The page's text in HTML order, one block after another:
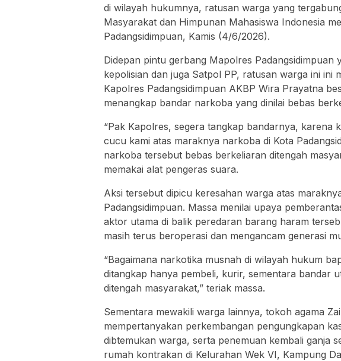
di wilayah hukumnya, ratusan warga yang
Masyarakat dan Himpunan Mahasiswa Indonesia
Padangsidimpuan, Kamis (4/6/2026).
Didepan pintu gerbang Mapolres Padangsidimpuan
kepolisian dan juga Satpol PP, ratusan warga ini ini
Kapolres Padangsidimpuan AKBP Wira Prayatna
menangkap bandar narkoba yang dinilai bebas
“Pak Kapolres, segera tangkap bandarnya, karena
cucu kami atas maraknya narkoba di Kota
narkoba tersebut bebas berkeliaran ditengah
memakai alat pengeras suara.
Aksi tersebut dipicu keresahan warga atas
Padangsidimpuan. Massa menilai upaya
aktor utama di balik peredaran barang haram
masih terus beroperasi dan mengancam generasi
“Bagaimana narkotika musnah di wilayah hukum
ditangkap hanya pembeli, kurir, sementara bandar
ditengah masyarakat,” teriak massa.
Sementara mewakili warga lainnya, tokoh agama
mempertanyakan perkembangan pengungkapan
dibtemukan warga, serta penemuan kembali ganja
rumah kontrakan di Kelurahan Wek VI, Kampung